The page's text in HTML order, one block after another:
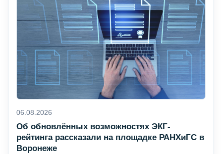
06.08.2026
Об обновлённых возможностях ЭКГ-
рейтинга рассказали на площадке РАНХиГС в
Воронеже